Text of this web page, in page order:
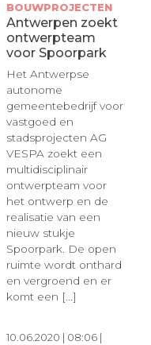
BOUWPROJECTEN
Antwerpen zoekt
ontwerpteam
voor Spoorpark
Het Antwerpse
autonome
gemeentebedrijf voor
vastgoed en
stadsprojecten AG
VESPA zoekt een
multidisciplinair
ontwerpteam voor
het ontwerp en de
realisatie van een
nieuw stukje
Spoorpark. De open
ruimte wordt onthard
en vergroend en er
komt een [...]
10.06.2020 | 08:06 |